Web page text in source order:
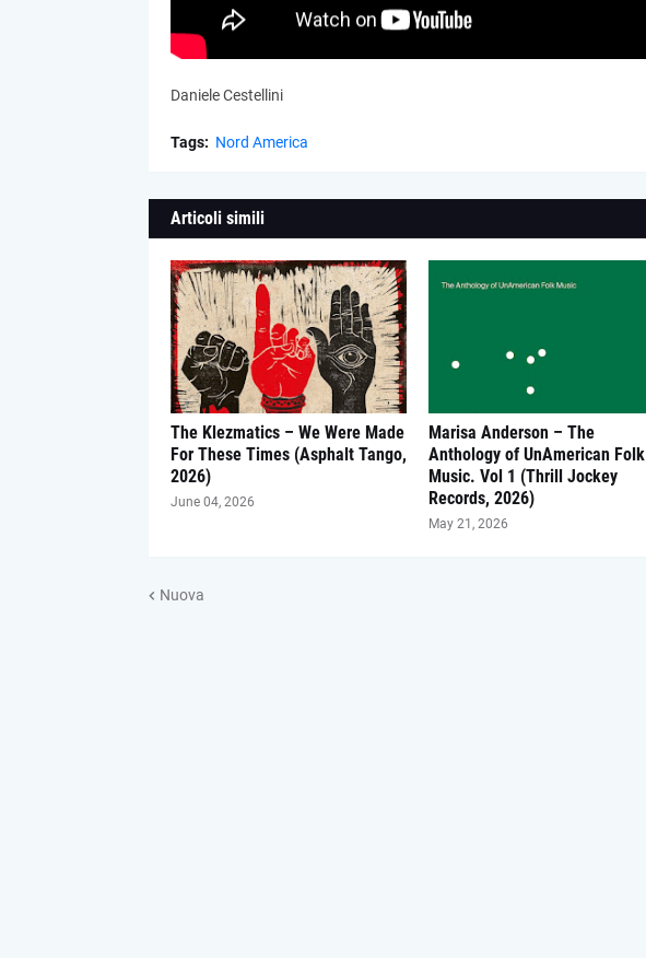
Daniele Cestellini
Tags: Nord America
Articoli simili
The Klezmatics – We Were Made
For These Times (Asphalt Tango,
2026)
June 04, 2026
Marisa Anderson – The
Anthology of UnAmerican Folk
Music. Vol 1 (Thrill Jockey
Records, 2026)
May 21, 2026
Nuova